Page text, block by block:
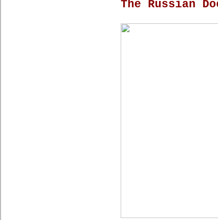
The Russian